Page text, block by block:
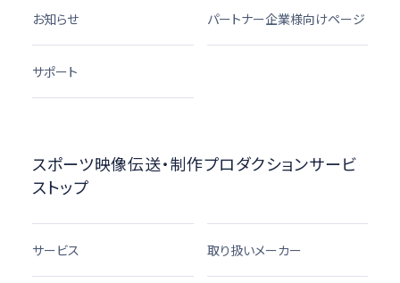
お知らせ パートナー企業様向けページ
サポート
スポーツ映像伝送・制作プロダクションサービ
ストップ
サービス 取り扱いメーカー